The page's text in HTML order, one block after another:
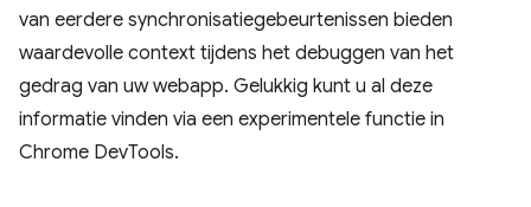
van eerdere synchronisatiegebeurtenissen bieden
waardevolle context tijdens het debuggen van het
gedrag van uw webapp. Gelukkig kunt u al deze
informatie vinden via een experimentele functie in
Chrome DevTools.